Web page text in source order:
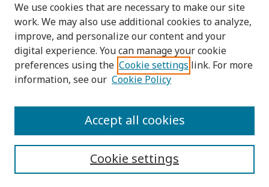
Browse
Collections
Disciplines
Authors
We use cookies that are necessary to make our site
work. We may also use additional cookies to analyze,
improve, and personalize our content and your
digital experience. You can manage your cookie
preferences using the Cookie settings link. For more
information, see our Cookie Policy
Cookie settings
Accept all cookies